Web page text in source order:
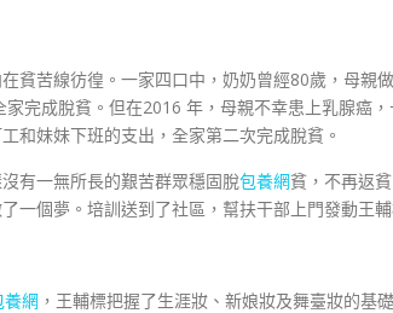
貧苦線彷徨。一家四口中，奶奶曾經80歲，母親
完成脫貧。但在2016 年，母親不幸患上乳腺癌
和妹妹下班的支出，全家第二次完成脫貧。
有一無所長的艱苦群眾穩固脫包養網貧，不再返
一個夢。培訓送到了社區，幫扶干部上門發動王
養網 ，王輔標把握了生涯妝、新娘妝及舞臺妝的基